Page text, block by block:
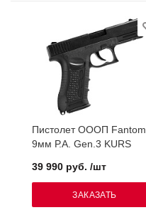
Пистолет ОООП Fantom
9мм Р.А. Gen.3 KURS
39 990 руб. /шт
ЗАКАЗАТЬ